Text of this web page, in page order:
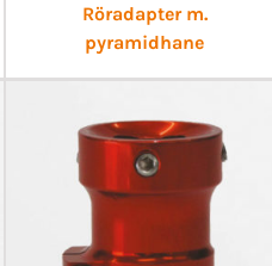
Röradapter m.
pyramidhane